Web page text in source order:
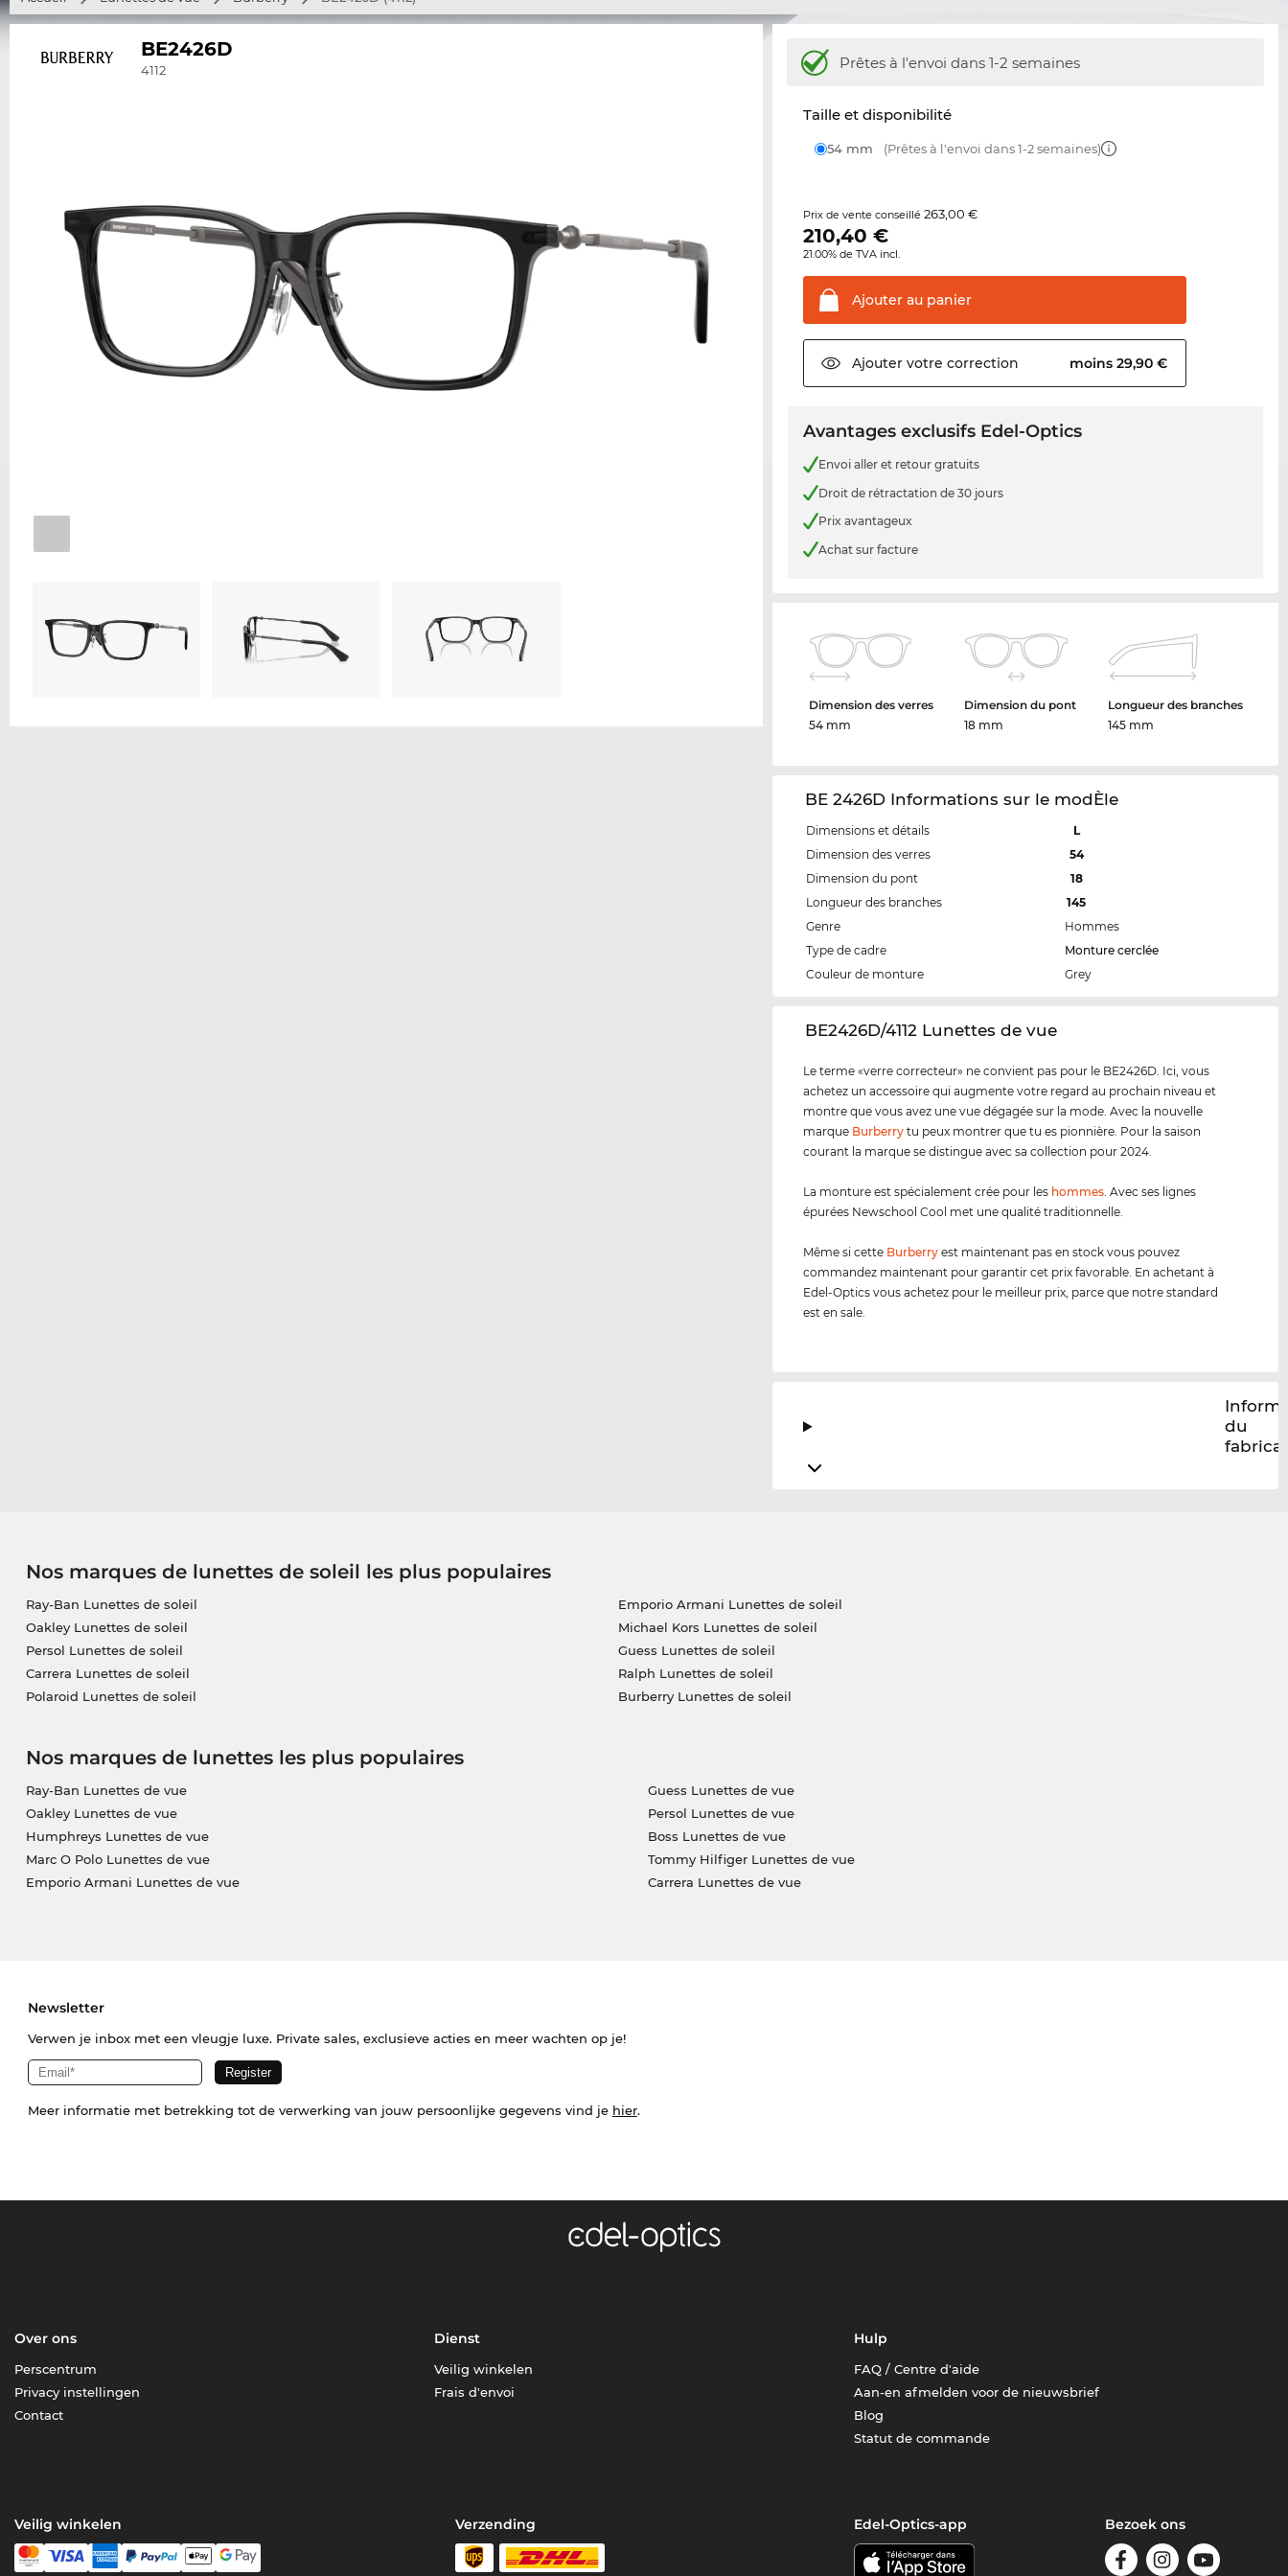
BE2426D
4112 Prêtes à l'envoi dans 1-2 semaines
Taille et disponibilité
54 mm (Prêtes à l'envoi dans 1-2 semaines)
Prix de vente conseillé263,00 €
210,40 €
21.00% de TVA incl.
Ajouter au panier
Ajouter votre correction moins 29,90 €
Avantages exclusifs Edel-Optics
Envoi aller et retour gratuits
Droit de rétractation de 30 jours
Prix avantageux
Achat sur facture
Dimension des verres
54 mm
Dimension du pont
18 mm
Longueur des branches
145 mm
BE 2426D Informations sur le modÈle
Dimensions et détails
L
Dimension des verres
54
Dimension du pont
18
Longueur des branches
145
Genre
Hommes
Type de cadre
Monture cerclée
Couleur de monture
Grey
‌BE2426D/4112 Lunettes de vue
Le terme «verre correcteur» ne convient pas pour le BE2426D. Ici, vous
achetez un accessoire qui augmente votre regard au prochain niveau et
montre que vous avez une vue dégagée sur la mode. Avec la nouvelle
marque Burberry tu peux montrer que tu es pionnière. Pour la saison
courant la marque se distingue avec sa collection pour 2024.
La monture est spécialement crée pour les hommes. Avec ses lignes
épurées Newschool Cool met une qualité traditionnelle.
Même si cette Burberry est maintenant pas en stock vous pouvez
commandez maintenant pour garantir cet prix favorable. En achetant à
Edel-Optics vous achetez pour le meilleur prix, parce que notre standard
est en sale.
du
Nos marques de lunettes de soleil les plus populaires
Ray-Ban Lunettes de soleil
Oakley Lunettes de soleil
Persol Lunettes de soleil
Carrera Lunettes de soleil
Polaroid Lunettes de soleil
Emporio Armani Lunettes de soleil
Michael Kors Lunettes de soleil
Guess Lunettes de soleil
Ralph Lunettes de soleil
Burberry Lunettes de soleil
Nos marques de lunettes les plus populaires
Ray-Ban Lunettes de vue
Oakley Lunettes de vue
Humphreys Lunettes de vue
Marc O Polo Lunettes de vue
Emporio Armani Lunettes de vue
Guess Lunettes de vue
Persol Lunettes de vue
Boss Lunettes de vue
Tommy Hilfiger Lunettes de vue
Carrera Lunettes de vue
Newsletter
Verwen je inbox met een vleugje luxe. Private sales, exclusieve acties en meer wachten op je!
Meer informatie met betrekking tot de verwerking van jouw persoonlijke gegevens vind je hier.
Over ons
Perscentrum
Privacy instellingen
Contact
Dienst
Veilig winkelen
Frais d'envoi
Hulp
FAQ / Centre d'aide
Aan-en afmelden voor de nieuwsbrief
Blog
Statut de commande
Veilig winkelen Verzending Edel-Optics-app Bezoek ons